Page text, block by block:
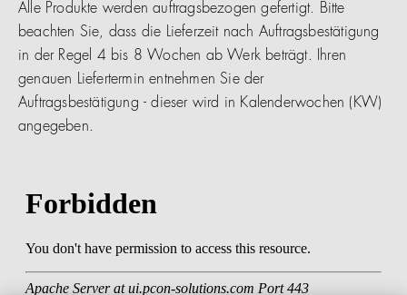
Alle Produkte werden auftragsbezogen gefertigt. Bitte
beachten Sie, dass die Lieferzeit nach Auftragsbestätigung
in der Regel 4 bis 8 Wochen ab Werk beträgt. Ihren
genauen Liefertermin entnehmen Sie der
Auftragsbestätigung - dieser wird in Kalenderwochen (KW)
angegeben.